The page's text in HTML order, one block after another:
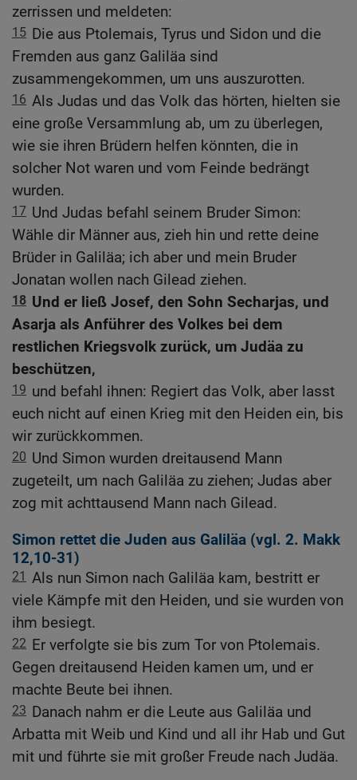
zerrissen und meldeten:
15 Die aus Ptolemais, Tyrus und Sidon und die
Fremden aus ganz Galiläa sind
zusammengekommen, um uns auszurotten.
16 Als Judas und das Volk das hörten, hielten sie
eine große Versammlung ab, um zu überlegen,
wie sie ihren Brüdern helfen könnten, die in
solcher Not waren und vom Feinde bedrängt
wurden.
17 Und Judas befahl seinem Bruder Simon:
Wähle dir Männer aus, zieh hin und rette deine
Brüder in Galiläa; ich aber und mein Bruder
Jonatan wollen nach Gilead ziehen.
18 Und er ließ Josef, den Sohn Secharjas, und
Asarja als Anführer des Volkes bei dem
restlichen Kriegsvolk zurück, um Judäa zu
beschützen,
19 und befahl ihnen: Regiert das Volk, aber lasst
euch nicht auf einen Krieg mit den Heiden ein, bis
wir zurückkommen.
20 Und Simon wurden dreitausend Mann
zugeteilt, um nach Galiläa zu ziehen; Judas aber
zog mit achttausend Mann nach Gilead.
Simon rettet die Juden aus Galiläa (vgl. 2. Makk
12,10-31)
21 Als nun Simon nach Galiläa kam, bestritt er
viele Kämpfe mit den Heiden, und sie wurden von
ihm besiegt.
22 Er verfolgte sie bis zum Tor von Ptolemais.
Gegen dreitausend Heiden kamen um, und er
machte Beute bei ihnen.
23 Danach nahm er die Leute aus Galiläa und
Arbatta mit Weib und Kind und all ihr Hab und Gut
mit und führte sie mit großer Freude nach Judäa.